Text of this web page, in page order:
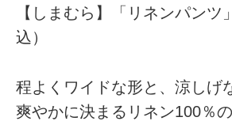
【しまむら】「リネンパンツ
込）
程よくワイドな形と、涼しげ
爽やかに決まるリネン100％